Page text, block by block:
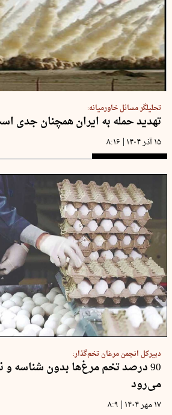
تحلیلگر مسائل خاورمیانه:
تهدید حمله به ایران همچنان جدی
۱۵ آذر ۱۴۰۴ | ۸:۱۶
دبیرکل انجمن مرغان تخم‌گذار:
90 درصد تخم مرغ‌ها بدون شناسه
می‌رود
۱۷ مهر ۱۴۰۴ | ۸:۹